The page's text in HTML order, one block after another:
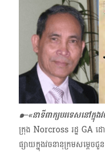
๑–«នាទីពាក្យបរទេសនៅក្នុងវ
ក្រុង Norcross រដ្ឋ GA
ផ្សាយក្នុងវចនានុក្រមសម្ដេ